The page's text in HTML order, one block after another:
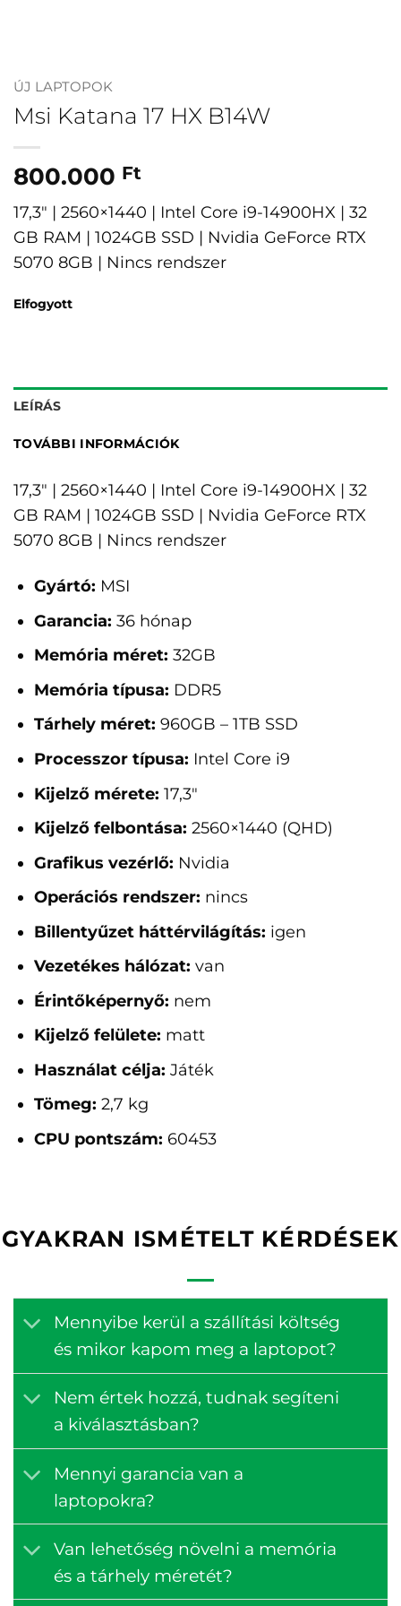
ÚJ LAPTOPOK
Msi Katana 17 HX B14W
800.000 Ft
17,3″ | 2560×1440 | Intel Core i9-14900HX | 32
GB RAM | 1024GB SSD | Nvidia GeForce RTX
5070 8GB | Nincs rendszer
Elfogyott
LEÍRÁS
TOVÁBBI INFORMÁCIÓK
17,3" | 2560×1440 | Intel Core i9-14900HX | 32
GB RAM | 1024GB SSD | Nvidia GeForce RTX
5070 8GB | Nincs rendszer
Gyártó: MSI
Garancia: 36 hónap
Memória méret: 32GB
Memória típusa: DDR5
Tárhely méret: 960GB – 1TB SSD
Processzor típusa: Intel Core i9
Kijelző mérete: 17,3"
Kijelző felbontása: 2560×1440 (QHD)
Grafikus vezérlő: Nvidia
Operációs rendszer: nincs
Billentyűzet háttérvilágítás: igen
Vezetékes hálózat: van
Érintőképernyő: nem
Kijelző felülete: matt
Használat célja: Játék
Tömeg: 2,7 kg
CPU pontszám: 60453
GYAKRAN ISMÉTELT KÉRDÉSEK
Mennyibe kerül a szállítási költség
és mikor kapom meg a laptopot?
Nem értek hozzá, tudnak segíteni
a kiválasztásban?
Mennyi garancia van a
laptopokra?
Van lehetőség növelni a memória
és a tárhely méretét?